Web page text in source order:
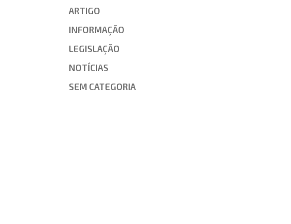
ARTIGO
INFORMAÇÃO
LEGISLAÇÃO
NOTÍCIAS
SEM CATEGORIA